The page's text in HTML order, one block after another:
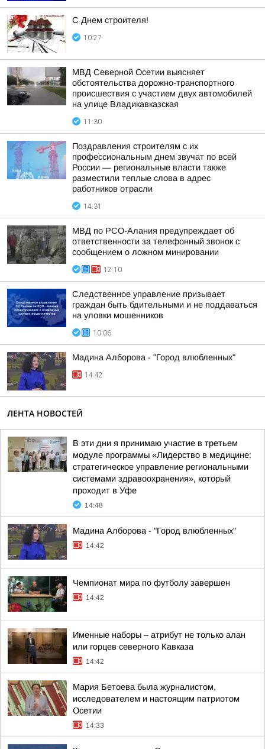
С Днем строителя!
10:27
МВД Северной Осетии выясняет
обстоятельства дорожно-транспортного
происшествия с участием двух автомобилей
на улице Владикавказская
11:30
Поздравления строителям с их
профессиональным днем звучат по всей
России — региональные власти также
разместили теплые слова в адрес
работников отрасли
14:31
МВД по РСО-Алания предупреждает об
ответственности за телефонный звонок с
сообщением о ложном минировании
12:10
Следственное управление призывает
граждан быть бдительными и не поддаваться
на уловки мошенников
10:06
Мадина Алборова - "Город влюбленных"
14:42
ЛЕНТА НОВОСТЕЙ
В эти дни я принимаю участие в третьем
модуле программы «Лидерство в медицине:
стратегическое управление региональными
системами здравоохранения», который
проходит в Уфе
14:48
Мадина Алборова - "Город влюбленных"
14:42
Чемпионат мира по футболу завершен
14:42
Именные наборы – атрибут не только алан
или горцев северного Кавказа
14:42
Мария Бетоева была журналистом,
исследователем и настоящим патриотом
Осетии
14:33